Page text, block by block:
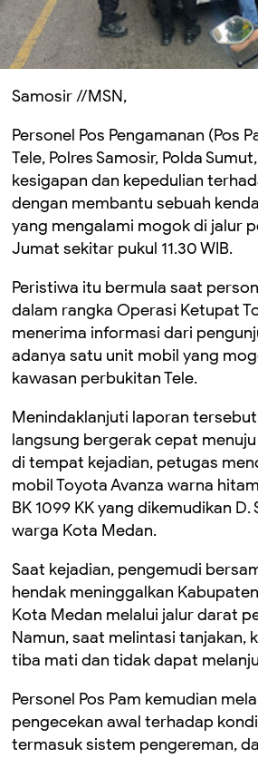
Samosir //MSN,
Personel Pos Pengamanan (Pos
Tele, Polres Samosir, Polda
kesigapan dan kepedulian
dengan membantu sebuah
yang mengalami mogok di jalur
Jumat sekitar pukul 11.30 WIB.
Peristiwa itu bermula saat
dalam rangka Operasi Ketupat
menerima informasi dari
adanya satu unit mobil yang
kawasan perbukitan Tele.
Menindaklanjuti laporan
langsung bergerak cepat
di tempat kejadian, petugas
mobil Toyota Avanza warna
BK 1099 KK yang dikemudikan
warga Kota Medan.
Saat kejadian, pengemudi
hendak meninggalkan
Kota Medan melalui jalur darat
Namun, saat melintasi tanjakan,
tiba mati dan tidak dapat
Personel Pos Pam kemudian
pengecekan awal terhadap
termasuk sistem pengereman,